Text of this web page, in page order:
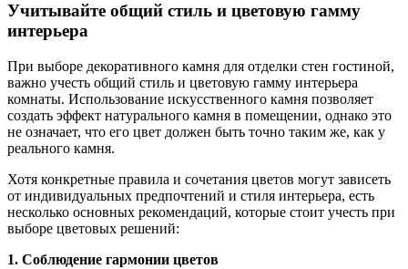
Учитывайте общий стиль и цветовую гамму
интерьера
При выборе декоративного камня для отделки стен гостиной,
важно учесть общий стиль и цветовую гамму интерьера
комнаты. Использование искусственного камня позволяет
создать эффект натурального камня в помещении, однако это
не означает, что его цвет должен быть точно таким же, как у
реального камня.
Хотя конкретные правила и сочетания цветов могут зависеть
от индивидуальных предпочтений и стиля интерьера, есть
несколько основных рекомендаций, которые стоит учесть при
выборе цветовых решений:
1. Соблюдение гармонии цветов